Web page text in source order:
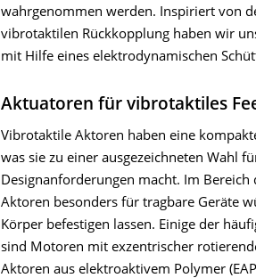
wahrgenommen werden. Inspiriert von
vibrotaktilen Rückkopplung haben wir
mit Hilfe eines elektrodynamischen
Aktuatoren für vibrotaktiles
Vibrotaktile Aktoren haben eine
was sie zu einer ausgezeichneten Wahl
Designanforderungen macht. Im
Aktoren besonders für tragbare Geräte
Körper befestigen lassen. Einige der
sind Motoren mit exzentrischer
Aktoren aus elektroaktivem Polymer